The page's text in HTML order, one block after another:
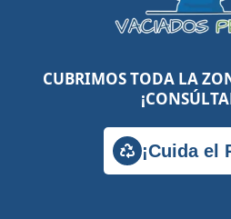
CUBRIMOS TODA LA
¡Cuida el